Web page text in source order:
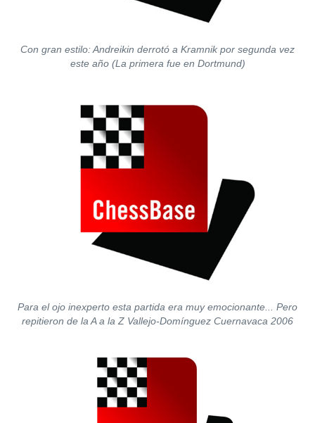
Con gran estilo: Andreikin derrotó a Kramnik por segunda vez
este año (La primera fue en Dortmund)
Para el ojo inexperto esta partida era muy emocionante... Pero
repitieron de la A a la Z Vallejo-Domínguez Cuernavaca 2006